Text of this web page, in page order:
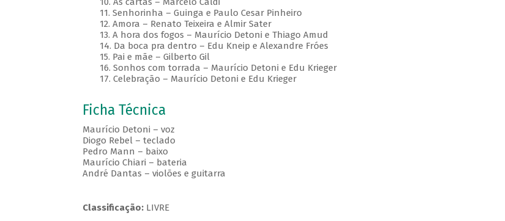
11. Senhorinha – Guinga e Paulo Cesar Pinheiro
12. Amora – Renato Teixeira e Almir Sater
13. A hora dos fogos – Maurício Detoni e Thiago Amud
14. Da boca pra dentro – Edu Kneip e Alexandre Fróes
15. Pai e mãe – Gilberto Gil
16. Sonhos com torrada – Maurício Detoni e Edu Krieger
17. Celebração – Maurício Detoni e Edu Krieger
Ficha Técnica
Maurício Detoni – voz
Diogo Rebel – teclado
Pedro Mann – baixo
Maurício Chiari – bateria
André Dantas – violões e guitarra
Classificação: LIVRE